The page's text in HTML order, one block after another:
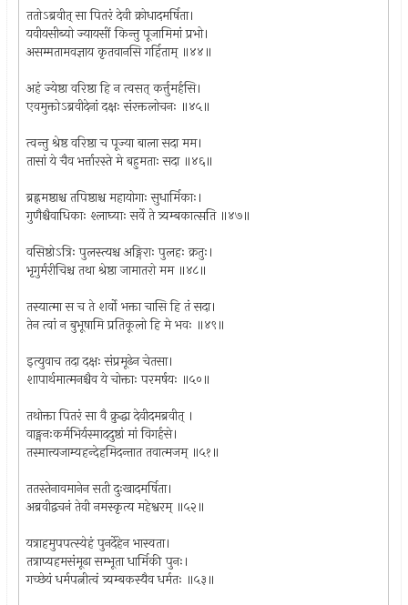
ततोऽब्रवीत् सा पितरं देवी क्रोधादमर्षिता।
यवीयसीब्यो ज्यायसीं किन्तु पूजामिमां प्रभो।
असम्मतामवज्ञाय कृतवानसि गर्हिताम् ॥४४॥
अहं ज्येष्ठा वरिष्ठा हि न त्वसत् कर्त्तुमर्हसि।
एवमुक्तोऽब्रवीदेनां दक्षः संरक्तलोचनः ॥४५॥
त्वन्तु श्रेष्ठ वरिष्ठा च पूज्या बाला सदा मम।
तासां ये चैव भर्त्तारस्ते मे बहुमताः सदा ॥४६॥
ब्रह्नमष्ठाश्च तपिष्ठाश्च महायोगाः सुधार्मिकाः।
गुणैश्चैवाधिकाः श्लाघ्याः सर्वे ते त्र्यम्बकात्सति ॥४७॥
वसिष्ठोऽत्रिः पुलस्त्यश्च अङ्गिराः पुलहः क्रतुः।
भृगुर्मरीचिश्च तथा श्रेष्ठा जामातरो मम ॥४८॥
तस्यात्मा स च ते शर्वो भक्ता चासि हि तं सदा।
तेन त्वां न बुभूषामि प्रतिकूलो हि मे भवः ॥४९॥
इत्युवाच तदा दक्षः संप्रमूढेन चेतसा।
शापार्थमात्मनश्चैव ये चोक्ताः परमर्षयः ॥५०॥
तथोक्ता पितरं सा वै क्रुद्धा देवीदमब्रवीत् ।
वाङ्मनःकर्मभिर्यस्माददुष्ठां मां विगर्हसे।
तस्मात्त्यजाम्यहन्देहमिदन्तात तवात्मजम् ॥५१॥
ततस्तेनावमानेन सती दुःखादमर्षिता।
अब्रवीद्वचनं तेवी नमस्कृत्य महेश्वरम् ॥५२॥
यत्राहमुपपत्स्येहं पुनर्देहेन भास्वता।
तत्राप्यहमसंमूढा सम्भूता धार्मिकी पुनः।
गच्छेयं धर्मपत्नीत्वं त्र्यम्बकस्यैव धर्मतः ॥५३॥